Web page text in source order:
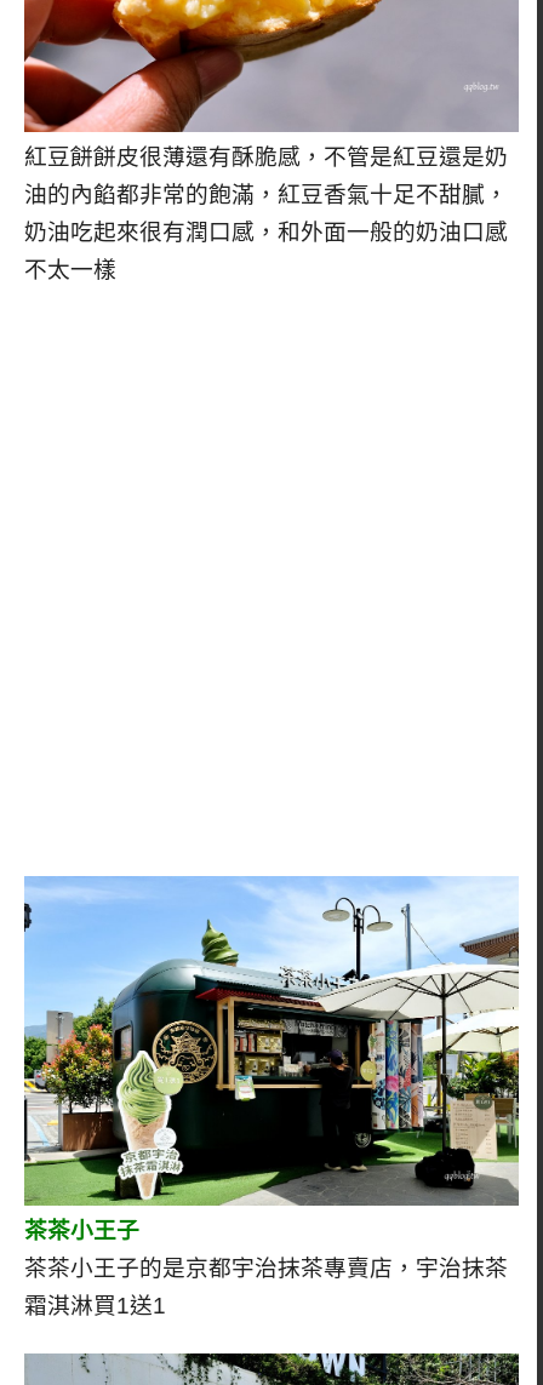
紅豆餅餅皮很薄還有酥脆感，不管是紅豆還是奶
油的內餡都非常的飽滿，紅豆香氣十足不甜膩，
奶油吃起來很有潤口感，和外面一般的奶油口感
不太一樣
茶茶小王子
茶茶小王子的是京都宇治抹茶專賣店，宇治抹茶
霜淇淋買1送1